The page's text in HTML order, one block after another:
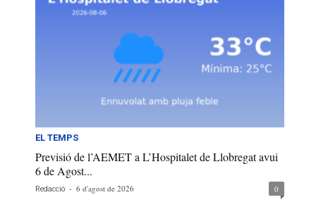
EL TEMPS
Previsió de l’AEMET a L’Hospitalet de Llobregat avui
6 de Agost...
Redacció - 6 d'agost de 2026 0